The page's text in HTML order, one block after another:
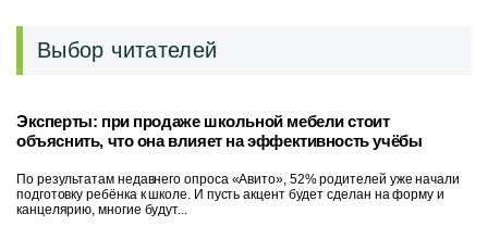
Выбор читателей
Эксперты: при продаже школьной мебели стоит
объяснить, что она влияет на эффективность учёбы
По результатам недавнего опроса «Авито», 52% родителей уже начали
подготовку ребёнка к школе. И пусть акцент будет сделан на форму и
канцелярию, многие будут...